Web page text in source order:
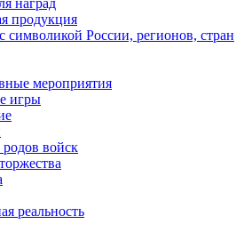
наград
продукция
символикой России, регионов, стран
мероприятия
игры
войск
реальность